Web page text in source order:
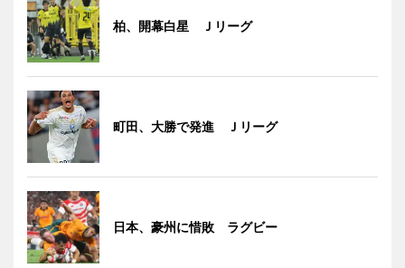
柏、開幕白星 Ｊリーグ
町田、大勝で発進 Ｊリーグ
日本、豪州に惜敗 ラグビー